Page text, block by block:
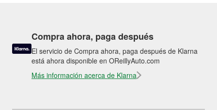
Compra ahora, paga después
El servicio de Compra ahora, paga después de Klarna
está ahora disponible en OReillyAuto.com
Más información acerca de Klarna